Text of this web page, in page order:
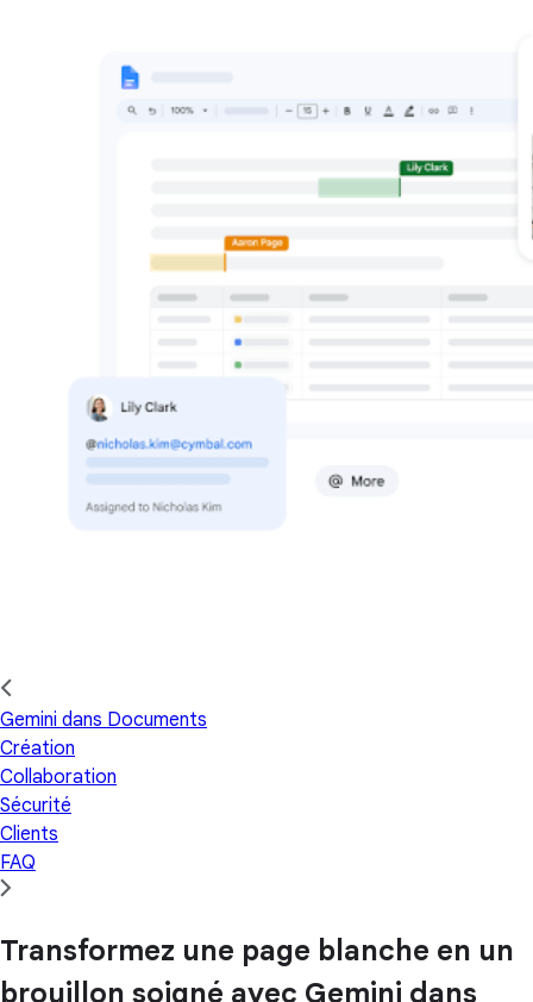
Gemini dans Documents
Création
Collaboration
Sécurité
Clients
FAQ
Transformez une page blanche en un
brouillon soigné avec Gemini dans